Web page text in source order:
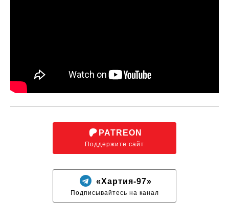
PATREON
Поддержите сайт
«Хартия-97»
Подписывайтесь на канал